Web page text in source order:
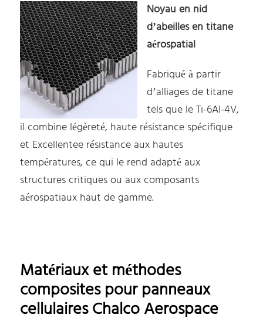
Noyau en nid
d’abeilles en titane
aérospatial
Fabriqué à partir
d’alliages de titane
tels que le Ti-6Al-4V,
il combine légèreté, haute résistance spécifique
et Excellentee résistance aux hautes
températures, ce qui le rend adapté aux
structures critiques ou aux composants
aérospatiaux haut de gamme.
Matériaux et méthodes
composites pour panneaux
cellulaires Chalco Aerospace